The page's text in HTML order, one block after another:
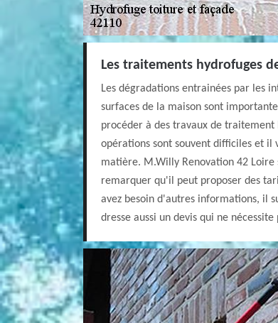
Les traitements hydrofuges
Les dégradations entrainées par les
surfaces de la maison sont
procéder à des travaux de traitement
opérations sont souvent difficiles et
matière. M.Willy Renovation 42 Loire
remarquer qu'il peut proposer des
avez besoin d'autres informations, il
dresse aussi un devis qui ne